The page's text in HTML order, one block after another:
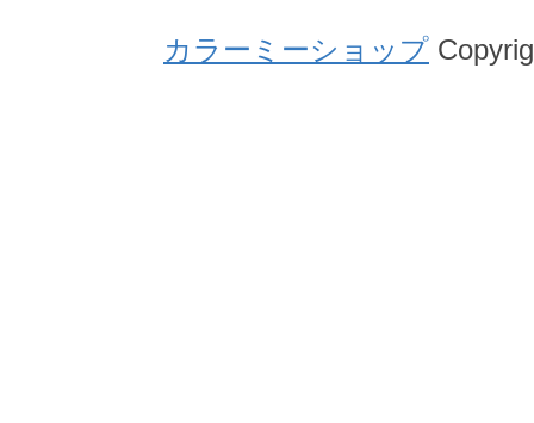
カラーミーショップ